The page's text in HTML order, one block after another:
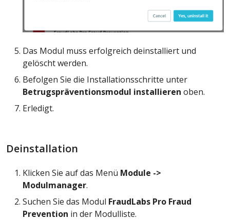
Das Modul muss erfolgreich deinstalliert und
gelöscht werden.
Befolgen Sie die Installationsschritte unter
Betrugspräventionsmodul installieren oben.
Erledigt.
Deinstallation
Klicken Sie auf das Menü Module ->
Modulmanager.
Suchen Sie das Modul FraudLabs Pro Fraud
Prevention in der Modulliste.